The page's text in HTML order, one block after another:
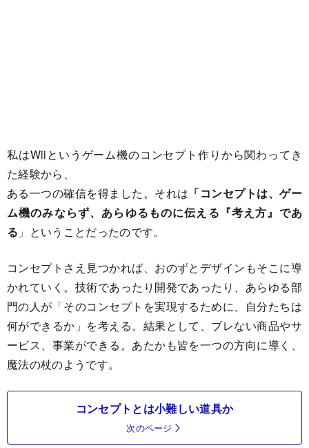
私はWiiというゲーム機のコンセプト作りから関わってき
た経験から、
ある一つの確信を得ました。それは 「コンセプトは、ゲー
ム機のみならず、あらゆるものに伝える『考え方』であ
る 」ということだったのです。
コンセプトさえ見つかれば、おのずとデザインもそこに導
かれていく。技術であったり開発であったり、あらゆる部
門の人が「そのコンセプトを実現するために、自分たちは
何ができるか」を考える。結果として、ブレない商品やサ
ービス、事業ができる。あたかも皆を一つの方向に導く、
魔法の杖のようです。
コンセプトとは小難しい道具か
次のページ